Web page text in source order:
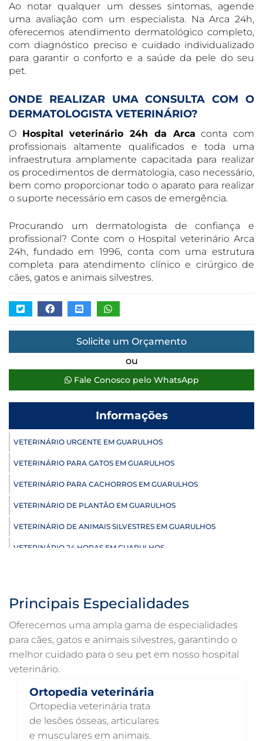
Ao notar qualquer um desses sintomas, agende
uma avaliação com um especialista. Na Arca 24h,
oferecemos atendimento dermatológico completo,
com diagnóstico preciso e cuidado individualizado
para garantir o conforto e a saúde da pele do seu
pet.
ONDE REALIZAR UMA CONSULTA COM O
DERMATOLOGISTA VETERINÁRIO?
O Hospital veterinário 24h da Arca conta com
profissionais altamente qualificados e toda uma
infraestrutura amplamente capacitada para realizar
os procedimentos de dermatologia, caso necessário,
bem como proporcionar todo o aparato para realizar
o suporte necessário em casos de emergência.
Procurando um dermatologista de confiança e
profissional? Conte com o Hospital veterinário Arca
24h, fundado em 1996, conta com uma estrutura
completa para atendimento clínico e cirúrgico de
cães, gatos e animais silvestres.
Solicite um Orçamento
ou
Fale Conosco pelo WhatsApp
Informações
VETERINÁRIO URGENTE EM GUARULHOS
VETERINÁRIO PARA GATOS EM GUARULHOS
VETERINÁRIO PARA CACHORROS EM GUARULHOS
VETERINÁRIO DE PLANTÃO EM GUARULHOS
VETERINÁRIO DE ANIMAIS SILVESTRES EM GUARULHOS
VETERINÁRIO 24 HORAS EM GUARULHOS
ULTRASSONOGRAFIA PARA CACHORRO EM GUARULHOS
ULTRASSOM VETERINÁRIO EM GUARULHOS
TRATAMENTO DE ANIMAIS EM GUARULHOS
RAIO X VETERINÁRIO EM GUARULHOS
PNEUMOLOGIA VETERINÁRIA EM GUARULHOS
OTOSCOPIA VETERINÁRIA EM GUARULHOS
OTOSCOPIA DIGITAL VETERINÁRIA EM GUARULHOS
Principais Especialidades
Oferecemos uma ampla gama de especialidades
para cães, gatos e animais silvestres, garantindo o
melhor cuidado para o seu pet em nosso hospital
veterinário.
Ortopedia veterinária
Ortopedia veterinária trata
de lesões ósseas, articulares
e musculares em animais.